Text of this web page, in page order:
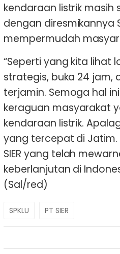
kendaraan listrik masih
dengan diresmikannya
mempermudah
“Seperti yang kita lihat
strategis, buka 24 jam,
terjamin. Semoga hal
keraguan masyarakat
kendaraan listrik.
yang tercepat di Jatim.
SIER yang telah
keberlanjutan di
(Sal/red)
SPKLU PT SIER